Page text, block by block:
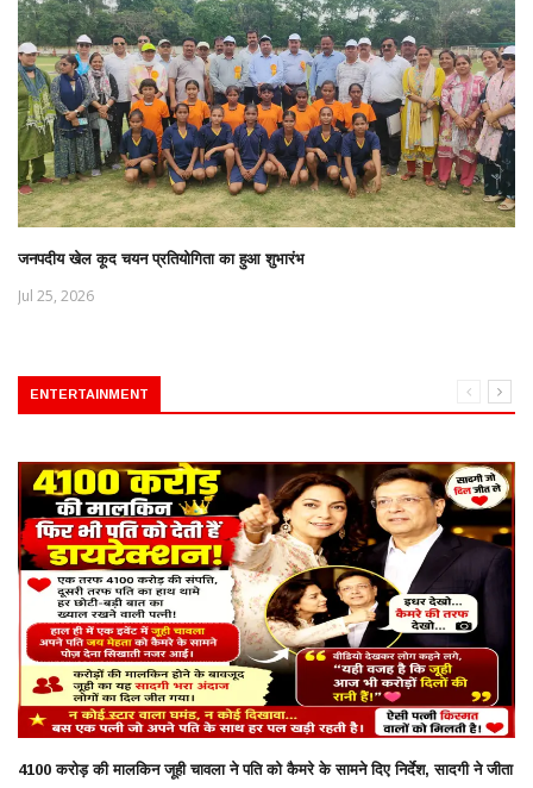
जनपदीय खेल कूद चयन प्रतियोगिता का हुआ शुभारंभ
Jul 25, 2026
ENTERTAINMENT
4100 करोड़ की मालकिन जूही चावला ने पति को कैमरे के सामने दिए निर्देश, सादगी ने जीता